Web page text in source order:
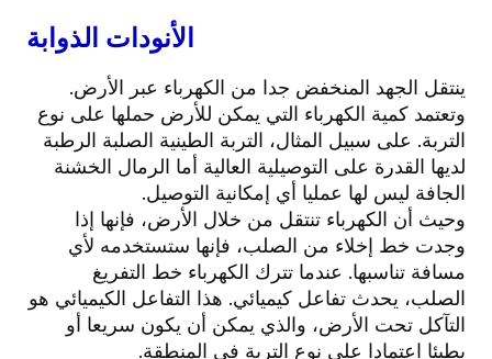
الأنودات الذوابة
ينتقل الجهد المنخفض جدا من الكهرباء عبر الأرض.
وتعتمد كمية الكهرباء التي يمكن للأرض حملها على نوع
التربة. على سبيل المثال، التربة الطينية الصلبة الرطبة
لديها القدرة على التوصيلية العالية أما الرمال الخشنة
الجافة ليس لها عمليا أي إمكانية التوصيل.
وحيث أن الكهرباء تنتقل من خلال الأرض، فإنها إذا
وجدت خط إخلاء من الصلب، فإنها ستستخدمه لأي
مسافة تناسبها. عندما تترك الكهرباء خط التفريغ
الصلب، يحدث تفاعل كيميائي. هذا التفاعل الكيميائي هو
التآكل تحت الأرض، والذي يمكن أن يكون سريعا أو
بطيئا اعتمادا على نوع التربة في المنطقة.